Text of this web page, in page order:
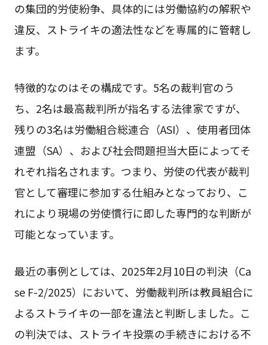
の集団的労使紛争、具体的には労働協約の解釈や
違反、ストライキの適法性などを専属的に管轄し
ます。
特徴的なのはその構成です。5名の裁判官のう
ち、2名は最高裁判所が指名する法律家ですが、
残りの3名は労働組合総連合（ASI）、使用者団体
連盟（SA）、および社会問題担当大臣によってそ
れぞれ指名されます。つまり、労使の代表が裁判
官として審理に参加する仕組みとなっており、こ
れにより現場の労使慣行に即した専門的な判断が
可能となっています。
最近の事例としては、2025年2月10日の判決（Ca
se F-2/2025）において、労働裁判所は教員組合に
よるストライキの一部を違法と判断しました。こ
の判決では、ストライキ投票の手続きにおける不